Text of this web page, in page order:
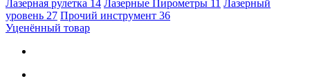
Лазерная рулетка 14 Лазерные Пирометры 11 Лазерный
уровень 27 Прочий инструмент 36
Уценённый товар